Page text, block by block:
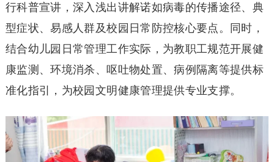
行科普宣讲，深入浅出讲解诺如病毒的传播途径、典
型症状、易感人群及校园日常防控核心要点。同时，
结合幼儿园日常管理工作实际，为教职工规范开展健
康监测、环境消杀、呕吐物处置、病例隔离等提供标
准化指引，为校园文明健康管理提供专业支撑。